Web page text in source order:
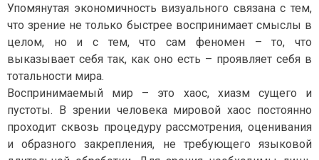
Упомянутая экономичность визуального связана с тем,
что зрение не только быстрее воспринимает смыслы в
целом, но и с тем, что сам феномен – то, что
выказывает себя так, как оно есть – проявляет себя в
тотальности мира.
Воспринимаемый мир – это хаос, хиазм сущего и
пустоты. В зрении человека мировой хаос постоянно
проходит сквозь процедуру рассмотрения, оценивания
и образного закрепления, не требующего языковой